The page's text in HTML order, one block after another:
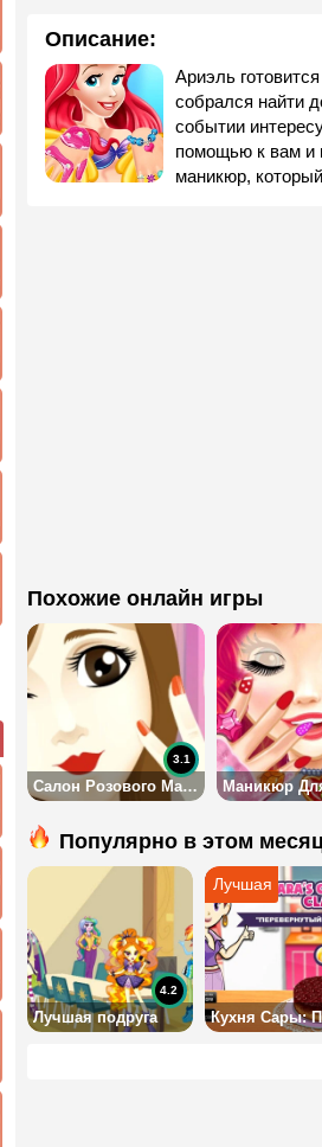
Описание:
Ариэль
собрался найти
событии
помощью к вам и
маникюр,
Похожие онлайн игры
Салон Розового Маникюра
3.1
Популярно в этом
Лучшая подруга
4.2